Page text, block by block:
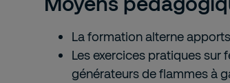
La formation alterne
Les exercices pratiques sur
générateurs de flammes à